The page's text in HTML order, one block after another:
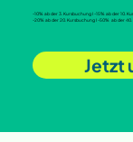
-10% ab der 3. Kursbuchung I -15% ab der 10.
-20% ab der 20. Kursbuchung I -50% ab der 40.
Jetzt